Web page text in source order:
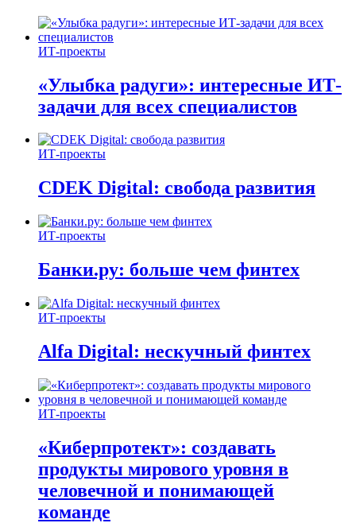
ИТ-проекты
«Улыбка радуги»: интересные ИТ-
задачи для всех специалистов
ИТ-проекты
CDEK Digital: свобода развития
ИТ-проекты
Банки.ру: больше чем финтех
ИТ-проекты
Alfa Digital: нескучный финтех
ИТ-проекты
«Киберпротект»: создавать
продукты мирового уровня в
человечной и понимающей
команде